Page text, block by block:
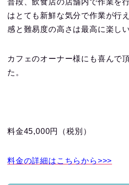
普段、飲食店の店舗内で作業を
はとても新鮮な気分で作業が行
感と難易度の高さは最高に楽し
カフェのオーナー様にも喜んで
た。
料金45,000円（税別）
料金の詳細はこちらから>>>